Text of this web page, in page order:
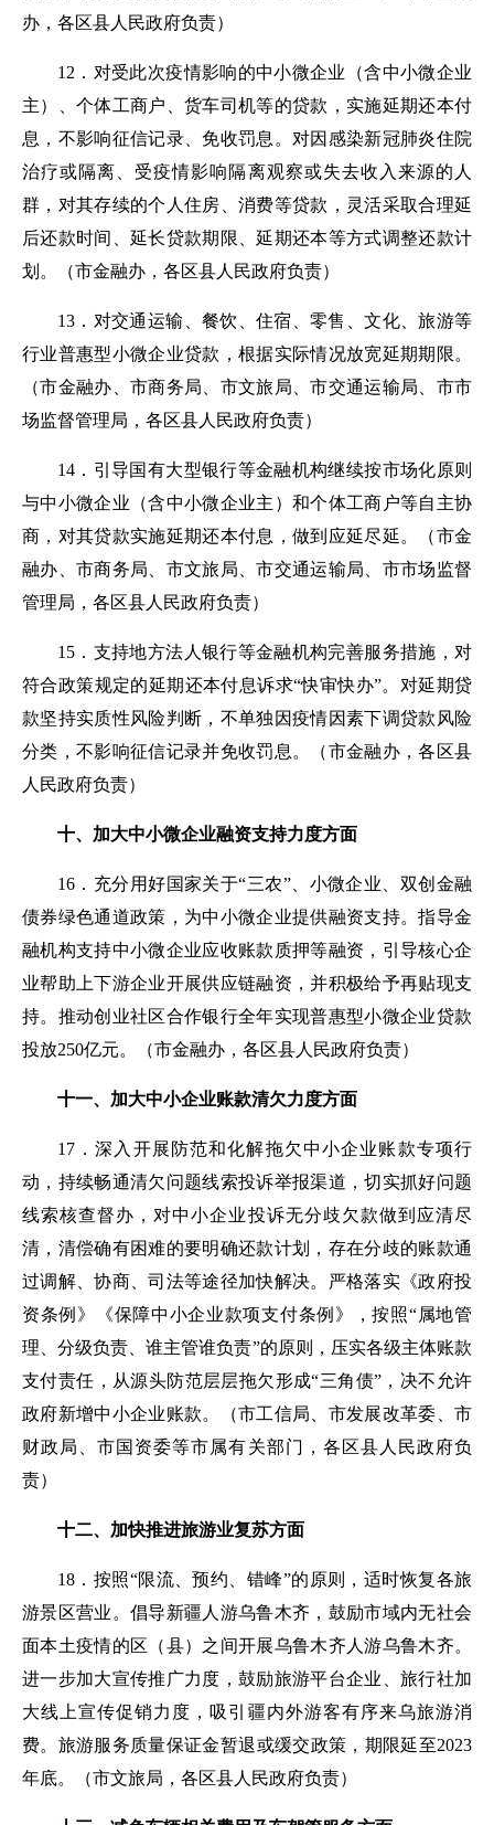
办，各区县人民政府负责）
1 2 ． 对受此次疫情影响的中小微企业（含中小微企业
主）、个体工商户、货车司机等的贷款，实施延期还本付
息，不影响征信记录、免收罚息。 对因感染新冠肺炎住院
治疗或隔离、受疫情影响隔离观察或失去收入来源的人
群，对其存续的个人住房、消费等贷款，灵活采取合理延
后还款时间、延长贷款期限、延期还本等方式调整还款计
划。
（市金融办，各区县人民政府负责）
13 ．对交通运输 餐饮、住宿、零售、文化、旅游等
行业普惠型小微企业贷款，根据实际情况放宽延期期限。
（市金融办、市商务局、市文旅局、市交通运输局、市市
场监督管理局，各区县人民政府负责）
14 ．引导国有大型银行等金融机构继续按市场化原则
与中小微企业（含中小微企业主）和个体工商户等自主协
商，对其贷款实施延期还本付息，做到应延尽延。
（市金
融办、市商务局、市文旅局、市交通运输局、市市场监督
管理局，各区县人民政府负责）
15 ．支持地方法人银行等金融机构完善服务措施，对
符合政策规定的延期还本付息诉求“快审快办”。对延期贷
款坚持实质性风险判断，不单独因疫情因素下调贷款风险
分类，不影响征信记录并免收罚息。
（市金融办，各区县
人民政府负责）
十、加大中小微企业融资支持力度方面
16 ． 充分用好国家关于“三农”、小微企业、双创金融
债券绿色通道政策，为中小微企业提供融资支持。指导金
融机构支持中小微企业应收账款质押等融资，引导核心企
业帮助上下游企业开展供应链融资，并积极给予再贴现支
持。 推动创业社区合作银行全年实现普惠型小微企业贷款
投放250亿元。（市金融办，各区县人民政府负责）
十一、加大中小企业账款清欠力度方面
17．深入开展防范和化解拖欠中小企业账款专项行
动，持续畅通清欠问题线索投诉举报渠道，切实抓好问题
线索核查督办，对中小企业投诉无分歧欠款做到应清尽
清，清偿确有困难的要明确还款计划，存在分歧的账款通
过调解、协商、司法等途径加快解决。严格落实《政府投
资条例》《保障中小企业款项支付条例》，按照“属地管
理、分级负责、谁主管谁负责”的原则，压实各级主体账款
支付责任，从源头防范层层拖欠形成“三角债”，决不允许
政府新增中小企业账款。
（市工信局 、市发展改革委、市
财政局、市国资委等市属有关部门，各区县人民政府负
责）
十二、加快推进旅游业复苏方面
18．按照“限流、预约、错峰”的原则，适时恢复各旅
游景区营业。倡导新疆人游乌鲁木齐，鼓励市域内无社会
面本土疫情的区（县）之间开展乌鲁木齐人游乌鲁木齐。
进一步加大宣传推广力度，鼓励旅游平台企业、旅行社加
大线上宣传促销力度，吸引疆内外游客有序来乌旅游消
费。旅游服务质量保证金暂退或缓交政策，期限延至2023
年底。
（市文旅局，各区县人民政府负责）